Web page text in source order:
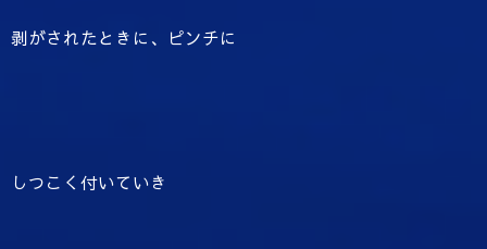
剥がされたときに、ピンチに
しつこく付いていき